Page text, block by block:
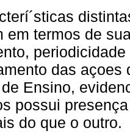
em termos de
das
Ensino,
possui
do que o outro.